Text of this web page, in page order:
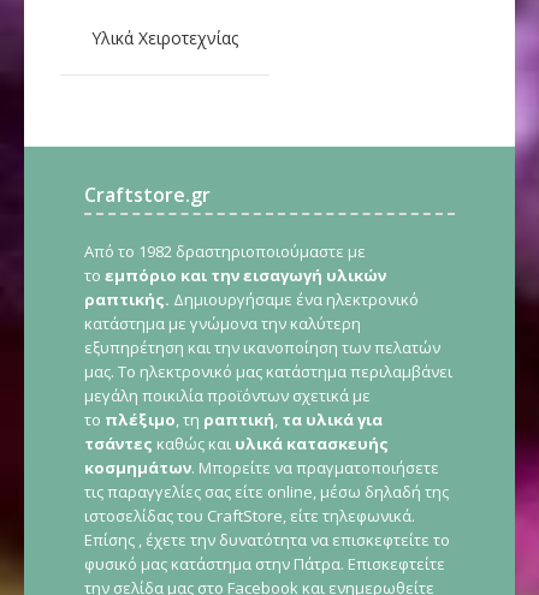
Υλικά Χειροτεχνίας
Craftstore.gr
Από το 1982 δραστηριοποιούμαστε με
το εμπόριο και την εισαγωγή υλικών
ραπτικής. Δημιουργήσαμε ένα ηλεκτρονικό
κατάστημα με γνώμονα την καλύτερη
εξυπηρέτηση και την ικανοποίηση των πελατών
μας. Το ηλεκτρονικό μας κατάστημα περιλαμβάνει
μεγάλη ποικιλία προϊόντων σχετικά με
το πλέξιμο, τη ραπτική, τα υλικά για
τσάντες καθώς και υλικά κατασκευής
κοσμημάτων. Μπορείτε να πραγματοποιήσετε
τις παραγγελίες σας είτε online, μέσω δηλαδή της
ιστοσελίδας του CraftStore, είτε τηλεφωνικά.
Επίσης , έχετε την δυνατότητα να επισκεφτείτε το
φυσικό μας κατάστημα στην Πάτρα. Επισκεφτείτε
την σελίδα μας στο Facebook και ενημερωθείτε